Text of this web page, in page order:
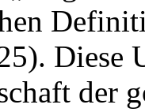
Diese
der